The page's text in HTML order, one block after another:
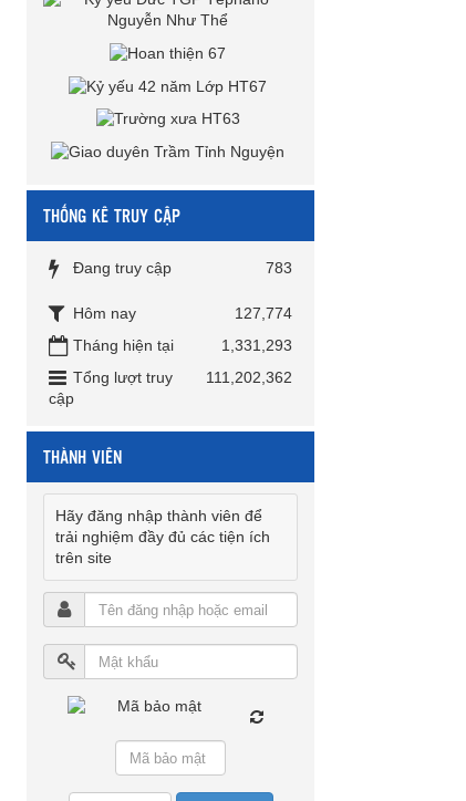
THỐNG KÊ TRUY CẬP
Đang truy cập 783
Hôm nay
127,774
Tháng hiện tại
1,331,293
Tổng lượt truy
cập
111,202,362
THÀNH VIÊN
Hãy đăng nhập thành viên để
trải nghiệm đầy đủ các tiện ích
trên site